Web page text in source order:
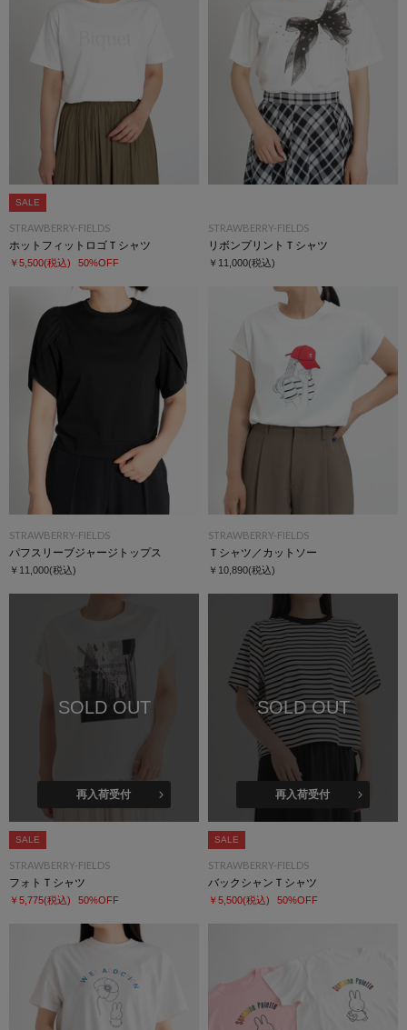
SALE
STRAWBERRY-FIELDS
ホットフィットロゴＴシャツ
￥5,500(税込) 50%OFF
STRAWBERRY-FIELDS
リボンプリントＴシャツ
￥11,000(税込)
STRAWBERRY-FIELDS
パフスリーブジャージトップス
￥11,000(税込)
STRAWBERRY-FIELDS
Ｔシャツ／カットソー
￥10,890(税込)
SOLD OUT
再入荷受付
SALE
STRAWBERRY-FIELDS
フォトＴシャツ
￥5,775(税込) 50%OFF
SOLD OUT
再入荷受付
SALE
STRAWBERRY-FIELDS
バックシャンＴシャツ
￥5,500(税込) 50%OFF